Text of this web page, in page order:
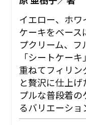
イエロー、ホ
ケーキをベース
プクリーム、
「シートケー
重ねてフィリン
と贅沢に仕上
プルな普段着
るバリエーショ